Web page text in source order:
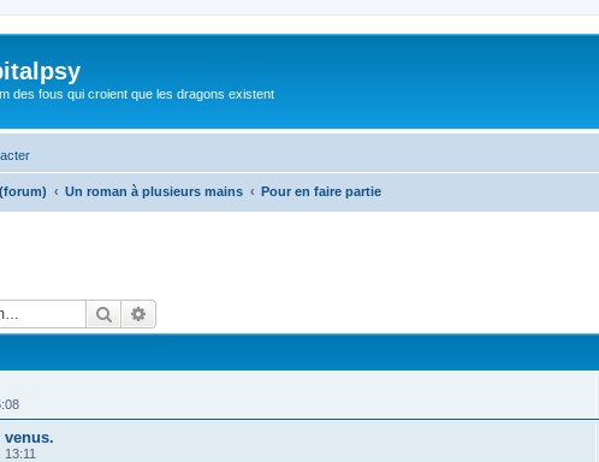
des fous qui croient que les dragons existent
Un roman à plusieurs mains Pour en faire partie
Rechercher
venus.